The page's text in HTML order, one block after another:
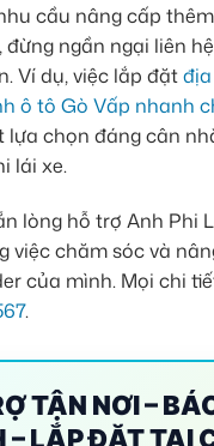
cầu nâng cấp
đừng ngần ngại liên
Ví dụ, việc lắp đặt
ô tô Gò Vấp nhanh
lựa chọn đáng cân
lái xe.
lòng hỗ trợ Anh Phi
việc chăm sóc và
của mình. Mọi chi
.
TẬN NƠI –
– LẮP ĐẶT TẠI